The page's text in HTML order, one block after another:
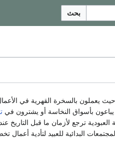
بحث
حيث يعملون بالسخرة القهرية في
بأسواق النخاسة أو يشترون في
ترجع لأزمان ما قبل التاريخ
البدائية للعبيد لتأدية أعمال